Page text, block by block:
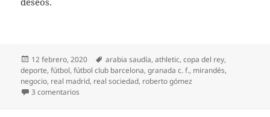
Publicado
el
12 febrero, 2020 Etiquetas
arabia saudía,athletic,copa del rey,
deporte,fútbol,fútbol club barcelona,granada c. f., mirandés,
negocio, real madrid, real sociedad, roberto gómez
3 comentarios